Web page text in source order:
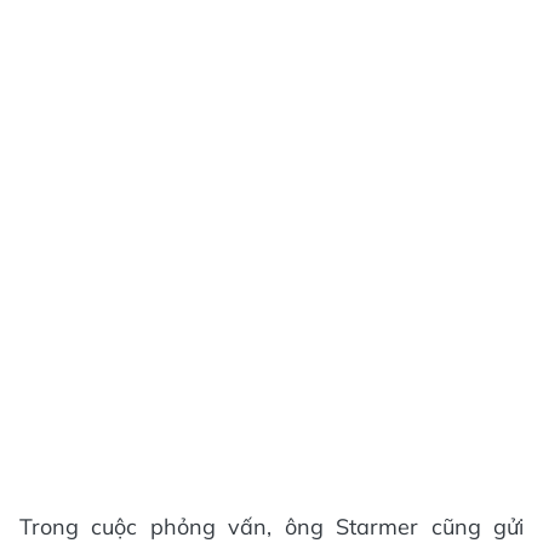
Trong cuộc phỏng vấn, ông Starmer cũng gửi